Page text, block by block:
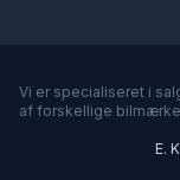
Vi er specialiseret i
af forskellige
E.